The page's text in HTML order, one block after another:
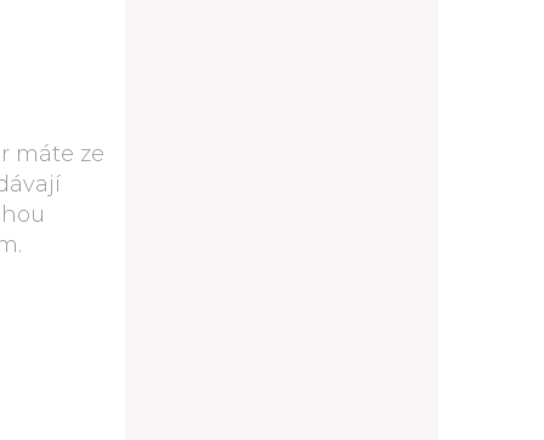
máte ze